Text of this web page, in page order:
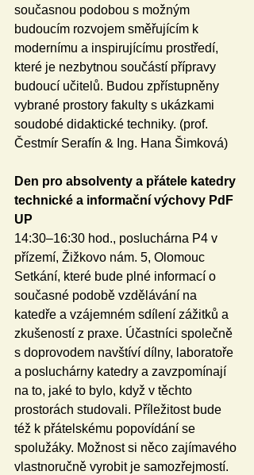
současnou podobou s možným
budoucím rozvojem směřujícím k
modernímu a inspirujícímu prostředí,
které je nezbytnou součástí přípravy
budoucí učitelů. Budou zpřístupněny
vybrané prostory fakulty s ukázkami
soudobé didaktické techniky. (prof.
Čestmír Serafín & Ing. Hana Šimková)
Den pro absolventy a přátele katedry
technické a informační výchovy PdF
UP
14:30–16:30 hod., posluchárna P4 v
přízemí, Žižkovo nám. 5, Olomouc
Setkání, které bude plné informací o
současné podobě vzdělávání na
katedře a vzájemném sdílení zážitků a
zkušeností z praxe. Účastníci společně
s doprovodem navštíví dílny, laboratoře
a posluchárny katedry a zavzpomínají
na to, jaké to bylo, když v těchto
prostorách studovali. Příležitost bude
též k přátelskému popovídání se
spolužáky. Možnost si něco zajímavého
vlastnoručně vyrobit je samozřejmostí.